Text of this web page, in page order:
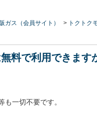
ガス（会員サイト） > トクトク
料で利用できます
も一切不要です。